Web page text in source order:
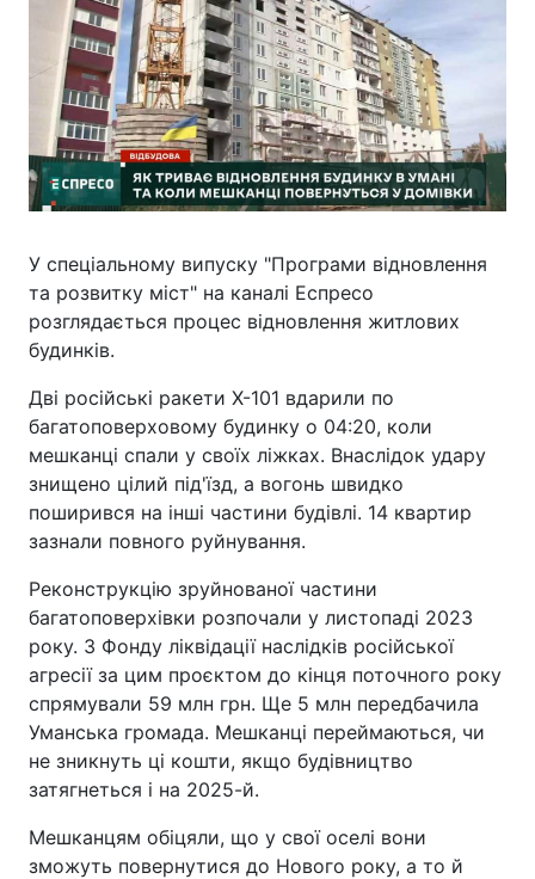
У спеціальному випуску "Програми відновлення
та розвитку міст" на каналі Еспресо
розглядається процес відновлення житлових
будинків.
Дві російські ракети Х-101 вдарили по
багатоповерховому будинку о 04:20, коли
мешканці спали у своїх ліжках. Внаслідок удару
знищено цілий під'їзд, а вогонь швидко
поширився на інші частини будівлі. 14 квартир
зазнали повного руйнування.
Реконструкцію зруйнованої частини
багатоповерхівки розпочали у листопаді 2023
року. З Фонду ліквідації наслідків російської
агресії за цим проєктом до кінця поточного року
спрямували 59 млн грн. Ще 5 млн передбачила
Уманська громада. Мешканці переймаються, чи
не зникнуть ці кошти, якщо будівництво
затягнеться і на 2025-й.
Мешканцям обіцяли, що у свої оселі вони
зможуть повернутися до Нового року, а то й